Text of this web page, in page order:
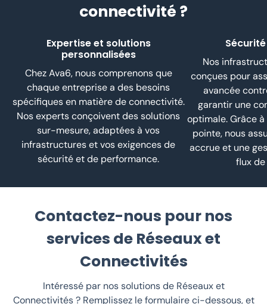
connectivité ?
Expertise et solutions
personnalisées
Chez Ava6, nous comprenons que
chaque entreprise a des besoins
spécifiques en matière de connectivité.
Nos experts conçoivent des solutions
sur-mesure, adaptées à vos
infrastructures et vos exigences de
sécurité et de performance.
Nos
conçues pour
avancée
garantir une
optimale. Grâce
pointe, nous
accrue et une
flux de
Contactez-nous pour nos
services de Réseaux et
Connectivités
Intéressé par nos solutions de Réseaux et
Connectivités ? Remplissez le formulaire ci-dessous, et